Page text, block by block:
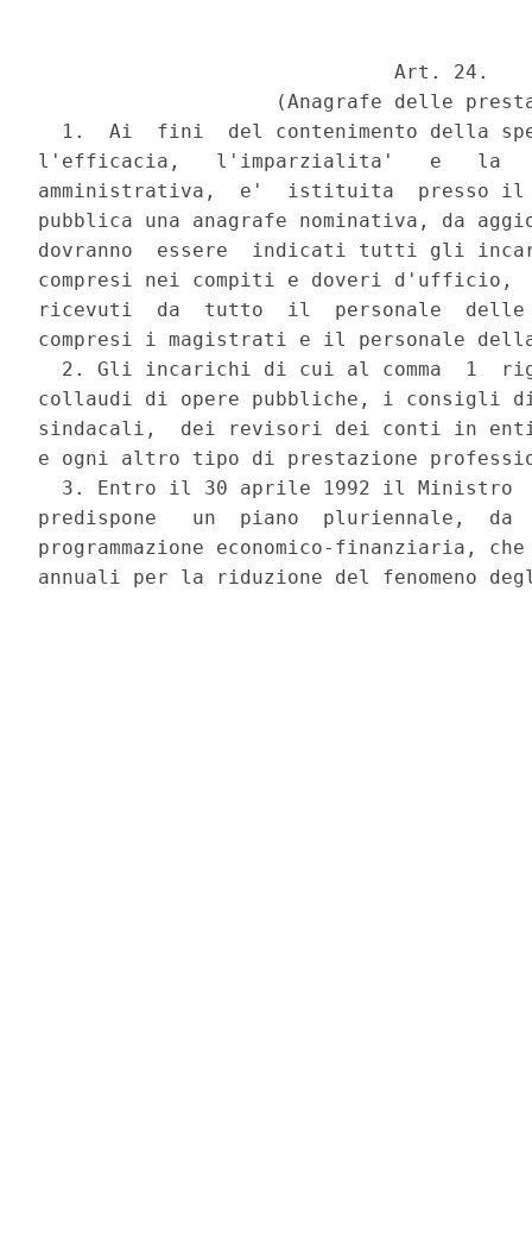
                              Art. 24.
(Anagrafe delle
1.  Ai  fini  del contenimento della
l'efficacia,   l'imparzialita'   e   la
amministrativa,  e'  istituita  presso il
pubblica una anagrafe nominativa, da
dovranno  essere  indicati tutti gli
compresi nei compiti e doveri
ricevuti  da  tutto  il  personale  delle
compresi i magistrati e il personale
2. Gli incarichi di cui al comma  1
collaudi di opere pubbliche, i consigli
sindacali,  dei revisori dei conti in
e ogni altro tipo di prestazione
3. Entro il 30 aprile 1992 il Ministro
predispone   un  piano  pluriennale,  da
programmazione economico-